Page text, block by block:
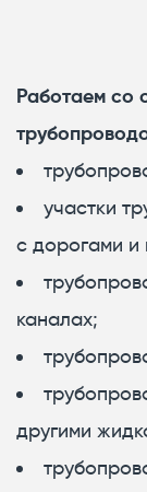
Работаем со
участки
с дорогами и
каналах;
другими